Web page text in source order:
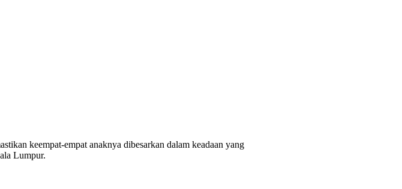
keempat-empat anaknya dibesarkan dalam keadaan yang
Lumpur.